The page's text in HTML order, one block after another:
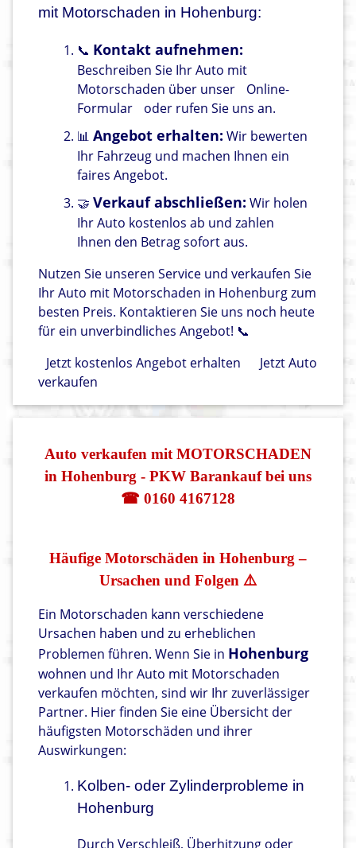
mit Motorschaden in Hohenburg:
📞 Kontakt aufnehmen:
Beschreiben Sie Ihr Auto mit
Motorschaden über unser
Online-
Formular
oder rufen Sie uns an.
📊 Angebot erhalten: Wir bewerten
Ihr Fahrzeug und machen Ihnen ein
faires Angebot.
🤝 Verkauf abschließen: Wir holen
Ihr Auto kostenlos ab und zahlen
Ihnen den Betrag sofort aus.
Nutzen Sie unseren Service und verkaufen Sie
Ihr Auto mit Motorschaden in Hohenburg zum
besten Preis. Kontaktieren Sie uns noch heute
für ein unverbindliches Angebot! 📞
Jetzt kostenlos Angebot erhalten
Jetzt Auto
verkaufen
Auto verkaufen mit MOTORSCHADEN
in Hohenburg - PKW Barankauf bei uns
☎ 0160 4167128
Häufige Motorschäden in Hohenburg –
Ursachen und Folgen ⚠️
Ein Motorschaden kann verschiedene
Ursachen haben und zu erheblichen
Problemen führen. Wenn Sie in Hohenburg
wohnen und Ihr Auto mit Motorschaden
verkaufen möchten, sind wir Ihr zuverlässiger
Partner. Hier finden Sie eine Übersicht der
häufigsten Motorschäden und ihrer
Auswirkungen:
Kolben- oder Zylinderprobleme in
Hohenburg
Durch Verschleiß, Überhitzung oder